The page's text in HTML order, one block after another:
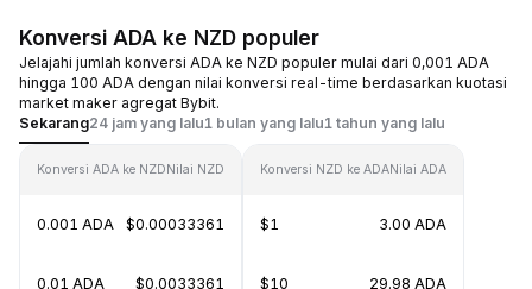
Konversi ADA ke NZD populer
Jelajahi jumlah konversi ADA ke NZD populer mulai dari 0,001 ADA
hingga 100 ADA dengan nilai konversi real-time berdasarkan kuotasi
market maker agregat Bybit.
Sekarang24 jam yang lalu1 bulan yang lalu1 tahun yang lalu
Konversi ADA ke NZDNilai NZD
0.001 ADA $0.00033361
0.01 ADA $0.0033361
Konversi NZD ke ADANilai ADA
$1 3.00 ADA
$10 29.98 ADA